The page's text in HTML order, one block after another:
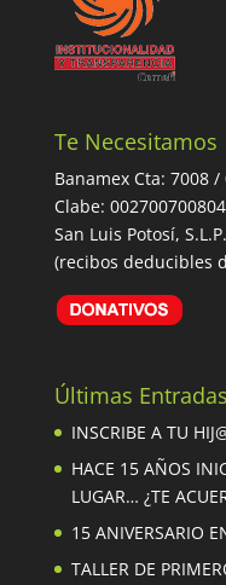
Te Necesitamos
Banamex Cta: 7008 /
Clabe:
San Luis Potosí, S.L.P.
(recibos deducibles
Últimas Entradas
INSCRIBE A TU
HACE 15 AÑOS
LUGAR… ¿TE
15 ANIVERSARIO
TALLER DE